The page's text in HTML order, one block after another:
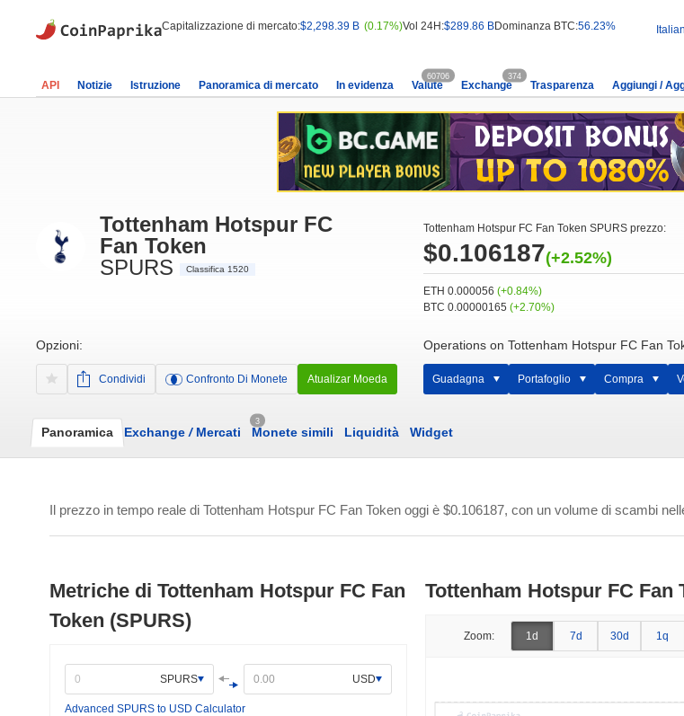
Capitalizzazione di mercato:$2,298.39 B (0.17%)Vol 24H:$289.86 BDominanza BTC:56.23%
API Notizie Istruzione Panoramica di mercato In evidenza Valute
60706
Exchange
374
Trasparenza Aggiungi /
Tottenham Hotspur FC
Fan Token
SPURS
Classifica 1520
Opzioni:
Condividi Confronto Di Monete Atualizar Moeda
Tottenham Hotspur FC Fan Token SPURS prezzo:
$0.106187(+2.52%)
ETH 0.000056(+0.84%)
BTC 0.00000165(+2.70%)
Operations on Tottenham Hotspur FC Fan
Guadagna Portafoglio Compra
Panoramica Exchange /Mercati
3
Monete simili Liquidità Widget
Il prezzo in tempo reale di Tottenham Hotspur FC Fan Token oggi è $0.106187, con un volume di scambi
Metriche di Tottenham Hotspur FC Fan
Token (SPURS)
SPURS USD
Advanced SPURS to USD Calculator
Tottenham Hotspur FC
Zoom: 1d 7d 30d 1q